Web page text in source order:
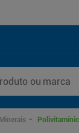
ou marca
buscados